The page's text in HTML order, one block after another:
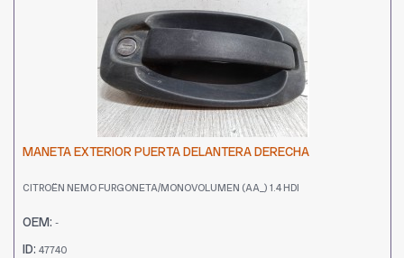
MANETA EXTERIOR PUERTA DELANTERA DERECHA
CITROËN NEMO FURGONETA/MONOVOLUMEN (AA_) 1.4 HDI
OEM: -
ID: 47740